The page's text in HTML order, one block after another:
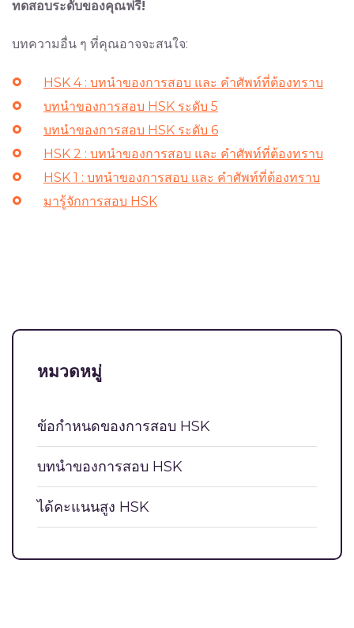
ทดสอบระดับของคุณฟรี!
บทความอื่น ๆ ที่คุณอาจจะสนใจ:
HSK 4 : บทนำของการสอบ และ คำศัพท์ที่ต้องทราบ
บทนำของการสอบ HSK ระดับ 5
บทนำของการสอบ HSK ระดับ 6
HSK 2 : บทนำของการสอบ และ คำศัพท์ที่ต้องทราบ
HSK 1 : บทนำของการสอบ และ คำศัพท์ที่ต้องทราบ
มารู้จักการสอบ HSK
หมวดหมู่
ข้อกำหนดของการสอบ HSK
บท​นำ​ของการ​สอบ HSK
ได้คะแนนสูง HSK